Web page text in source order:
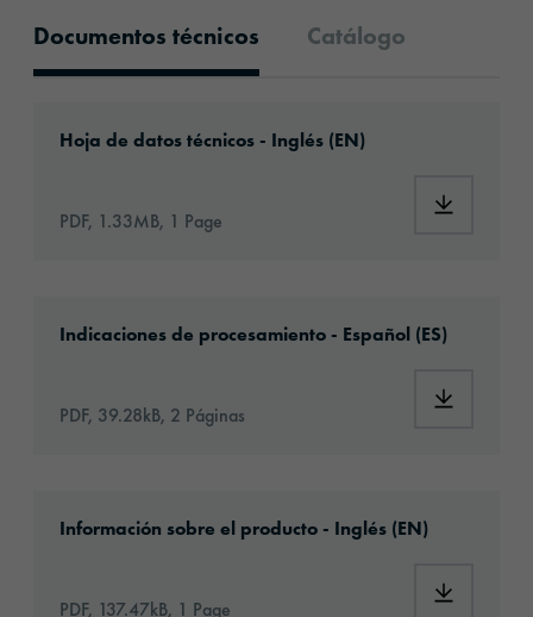
Documentos técnicos Catálogo
Hoja de datos técnicos - Inglés (EN)
PDF, 1.33MB, 1 Page
Indicaciones de procesamiento - Español (ES)
PDF, 39.28kB, 2 Páginas
Información sobre el producto - Inglés (EN)
PDF, 137.47kB, 1 Page